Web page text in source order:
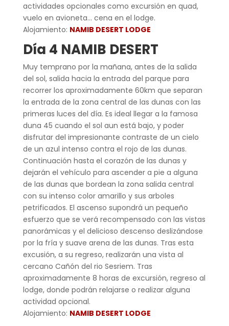
actividades opcionales como excursión en quad,
vuelo en avioneta… cena en el lodge.
Alojamiento: NAMIB DESERT LODGE
Día 4 NAMIB DESERT
Muy temprano por la mañana, antes de la salida
del sol, salida hacia la entrada del parque para
recorrer los aproximadamente 60km que separan
la entrada de la zona central de las dunas con las
primeras luces del día. Es ideal llegar a la famosa
duna 45 cuando el sol aun está bajo, y poder
disfrutar del impresionante contraste de un cielo
de un azul intenso contra el rojo de las dunas.
Continuación hasta el corazón de las dunas y
dejarán el vehículo para ascender a pie a alguna
de las dunas que bordean la zona salida central
con su intenso color amarillo y sus arboles
petrificados. El ascenso supondrá un pequeño
esfuerzo que se verá recompensado con las vistas
panorámicas y el delicioso descenso deslizándose
por la fría y suave arena de las dunas. Tras esta
excusión, a su regreso, realizarán una vista al
cercano Cañón del rio Sesriem. Tras
aproximadamente 8 horas de excursión, regreso al
lodge, donde podrán relajarse o realizar alguna
actividad opcional.
Alojamiento: NAMIB DESERT LODGE